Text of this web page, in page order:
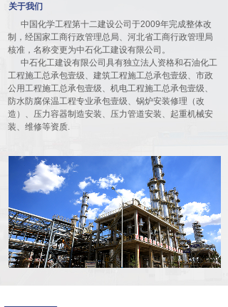
4月8日，公司四届五次股东代表大会
在河北宾馆豪廷会议厅隆重召开。90
余名代表......
公司召开四届四次股东代表大会
10862
5月27日，公司四届四次股东代表大
会在河北宾馆豪廷会议厅隆重召开。
90余名代......
及验收规范》发布实施
10189
根据工业和信息化部第三批行业标准
制修订计划的安排，由中石化工建设
有限公司联合......
德国总理视察我公司承建的伟巴斯特
武汉新工厂
13172
2019年9月7日，德国总理默克尔携德
我公司......
关于我们
中国化学工程第十二建设公司于2009年完成整体改
制，经国家工商行政管理总局、河北省工商行政管理局
核准，名称变更为中石化工建设有限公司。
中石化工建设有限公司具有独立法人资格和石油化工
工程施工总承包壹级、建筑工程施工总承包壹级、市政
公用工程施工总承包壹级、机电工程施工总承包壹级、
防水防腐保温工程专业承包壹级、锅炉安装修理（改
造）、压力容器制造安装、压力管道安装、起重机械安
装、维修等资质.